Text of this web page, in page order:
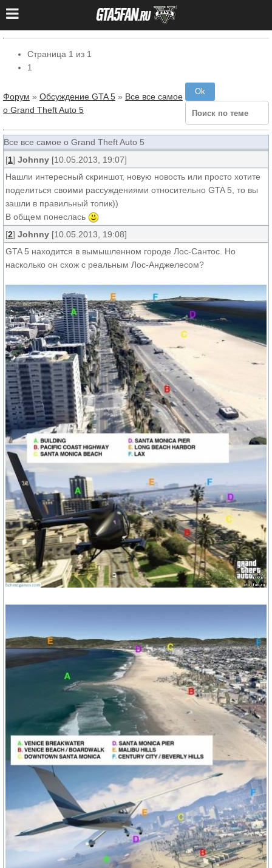
Страница 1 из 1
1
Форум » Обсуждение GTA 5 » Все все самое
о Grand Theft Auto 5
Все все самое о Grand Theft Auto 5
[1] Johnny [10.05.2013, 19:07]
Нашли интересный скриншот, новую новость или просто хотите
поделиться своими рассуждениями относительно GTA 5, то вы
зашли в правильный топик))
В общем понеслась
[2] Johnny [10.05.2013, 19:08]
GTA 5 находится в вымышленном городе Лос-Сантос. Но
насколько он схож с реальным Лос-Анджелесом?